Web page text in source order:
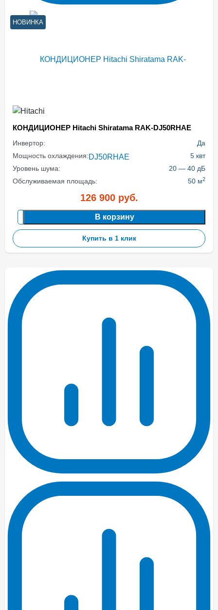
НОВИНКА
КОНДИЦИОНЕР Hitachi Shiratama RAK-DJ50RHAE
Инвертор:
Да
Мощность охлаждения:
5 квт
Уровень шума:
20 — 40 дБ
Обслуживаемая площадь:
50 м2
126 900руб.
В корзину
Купить в 1 клик